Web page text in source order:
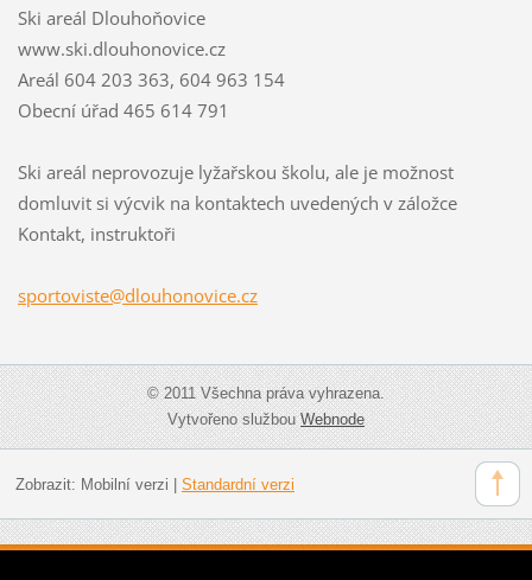
Ski areál Dlouhoňovice
www.ski.dlouhonovice.cz
Areál 604 203 363, 604 963 154
Obecní úřad 465 614 791
Ski areál neprovozuje lyžařskou školu, ale je možnost
domluvit si výcvik na kontaktech uvedených v záložce
Kontakt, instruktoři
sportoviste@dlouhonovice.cz
© 2011 Všechna práva vyhrazena.
Vytvořeno službouWebnode
Zobrazit: Mobilní verzi Standardní verzi